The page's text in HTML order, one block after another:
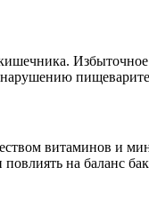
витаминов и
на баланс